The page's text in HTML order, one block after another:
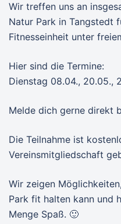
Wir treffen uns an
Natur Park in Tangstedt
Fitnesseinheit unter
Hier sind die Termine:
Dienstag 08.04., 20.05.,
Melde dich gerne direkt
Die Teilnahme ist
Vereinsmitgliedschaft
Wir zeigen
Park fit halten kann und
Menge Spaß. 🙂